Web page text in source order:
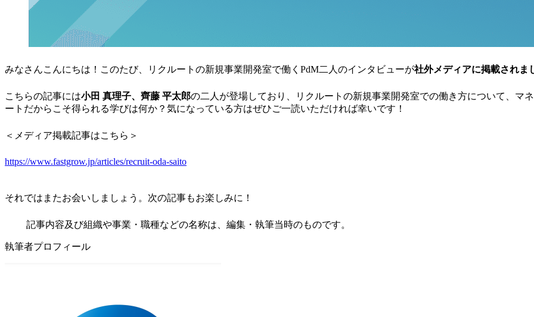
みなさんこんにちは！このたび、リクルートの新規事業開発室で働くPdM二人のインタビューが社外メディアに掲載されま
こちらの記事には小田 真理子、齊藤 平太郎の二人が登場しており、リクルートの新規事業開発室での働き方について、マ
ートだからこそ得られる学びは何か？気になっている方はぜひご一読いただければ幸いです！
＜メディア掲載記事はこちら＞
https://www.fastgrow.jp/articles/recruit-oda-saito
それではまたお会いしましょう。次の記事もお楽しみに！
記事内容及び組織や事業・職種などの名称は、編集・執筆当時のものです。
執筆者プロフィール